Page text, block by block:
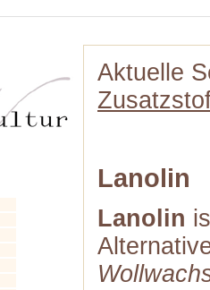
Aktuelle
Lanolin
Lanolin